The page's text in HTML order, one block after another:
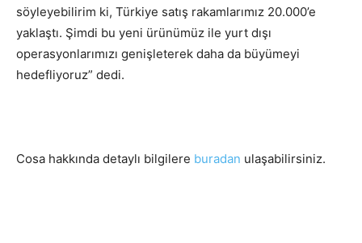
söyleyebilirim ki, Türkiye satış rakamlarımız 20.000’e
yaklaştı. Şimdi bu yeni ürünümüz ile yurt dışı
operasyonlarımızı genişleterek daha da büyümeyi
hedefliyoruz” dedi.
Cosa hakkında detaylı bilgilere buradan ulaşabilirsiniz.